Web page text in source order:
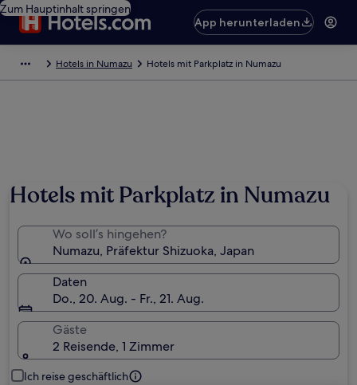
Zum Hauptinhalt springen
App herunterladen
Hotels in Numazu Hotels mit Parkplatz in Numazu
Hotels mit Parkplatz in Numazu
Wo soll’s hingehen?
Numazu, Präfektur Shizuoka, Japan
Daten
Do., 20. Aug. - Fr., 21. Aug.
Gäste
2 Reisende, 1 Zimmer
Ich reise geschäftlich